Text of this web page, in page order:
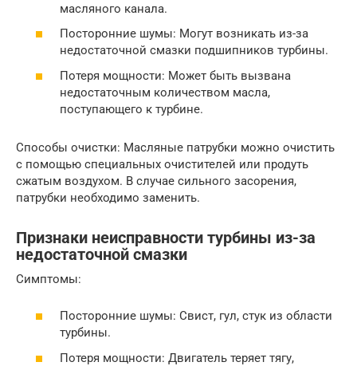
масляного канала.
Посторонние шумы: Могут возникать из-за
недостаточной смазки подшипников турбины.
Потеря мощности: Может быть вызвана
недостаточным количеством масла,
поступающего к турбине.
Способы очистки: Масляные патрубки можно очистить
с помощью специальных очистителей или продуть
сжатым воздухом. В случае сильного засорения,
патрубки необходимо заменить.
Признаки неисправности турбины из-за
недостаточной смазки
Симптомы:
Посторонние шумы: Свист, гул, стук из области
турбины.
Потеря мощности: Двигатель теряет тягу,